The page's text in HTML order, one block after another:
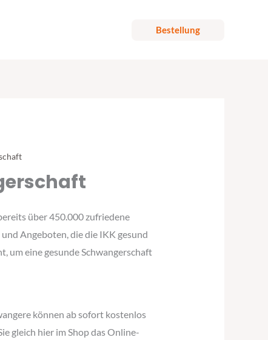
Bestellung
über 450.000 zufriedene
Angeboten, die die IKK gesund
um eine gesunde Schwangerschaft
können ab sofort kostenlos
gleich hier im Shop das Online-